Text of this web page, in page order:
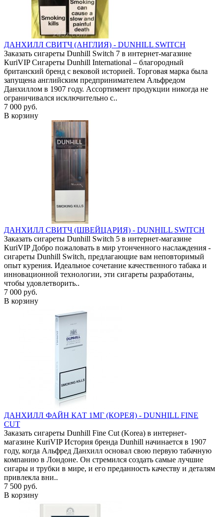
ДАНХИЛЛ СВИТЧ (АНГЛИЯ) - DUNHILL SWITCH
Заказать сигареты Dunhill Switch 7 в интернет-магазине
КuriVIP Сигареты Dunhill International – благородный
британский бренд с вековой историей. Торговая марка была
запущена английским предпринимателем Альфредом
Данхиллом в 1907 году. Ассортимент продукции никогда не
ограничивался исключительно с..
7 000 руб.
В корзину
ДАНХИЛЛ СВИТЧ (ШВЕЙЦАРИЯ) - DUNHILL SWITCH
Заказать сигареты Dunhill Switch 5 в интернет-магазине
КuriVIP Добро пожаловать в мир утонченного наслаждения -
сигареты Dunhill Switch, предлагающие вам неповторимый
опыт курения. Идеальное сочетание качественного табака и
инновационной технологии, эти сигареты разработаны,
чтобы удовлетворить..
7 000 руб.
В корзину
ДАНХИЛЛ ФАЙН КАТ 1МГ (КОРЕЯ) - DUNHILL FINE
CUT
Заказать сигареты Dunhill Fine Cut (Korea) в интернет-
магазине КuriVIP История бренда Dunhill начинается в 1907
году, когда Альфред Данхилл основал свою первую табачную
компанию в Лондоне. Он стремился создать самые лучшие
сигары и трубки в мире, и его преданность качеству и деталям
привлекла вни..
7 500 руб.
В корзину